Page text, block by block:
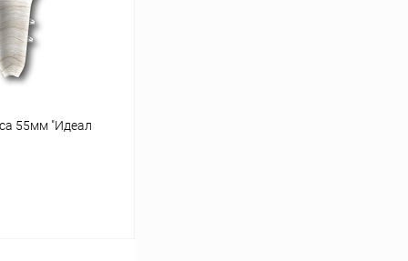
В наличии
55мм "Идеал